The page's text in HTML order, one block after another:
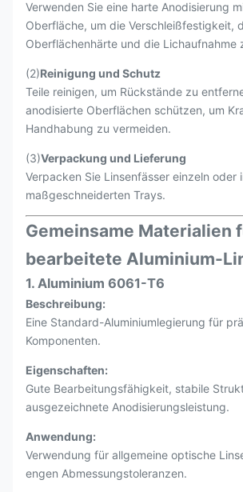
Verwenden Sie eine harte Anodisierung
Oberfläche, um die Verschleißfestigkeit,
Oberflächenhärte und die Lichaufnahme
(2)Reinigung und Schutz
Teile reinigen, um Rückstände zu
anodisierte Oberflächen schützen, um
Handhabung zu vermeiden.
(3)Verpackung und Lieferung
Verpacken Sie Linsenfässer einzeln oder
maßgeschneiderten Trays.
Gemeinsame Materialien
bearbeitete Aluminium-
1. Aluminium 6061-T6
Beschreibung:
Eine Standard-Aluminiumlegierung für
Komponenten.
Eigenschaften:
Gute Bearbeitungsfähigkeit, stabile
ausgezeichnete Anodisierungsleistung.
Anwendung:
Verwendung für allgemeine optische
engen Abmessungstoleranzen.